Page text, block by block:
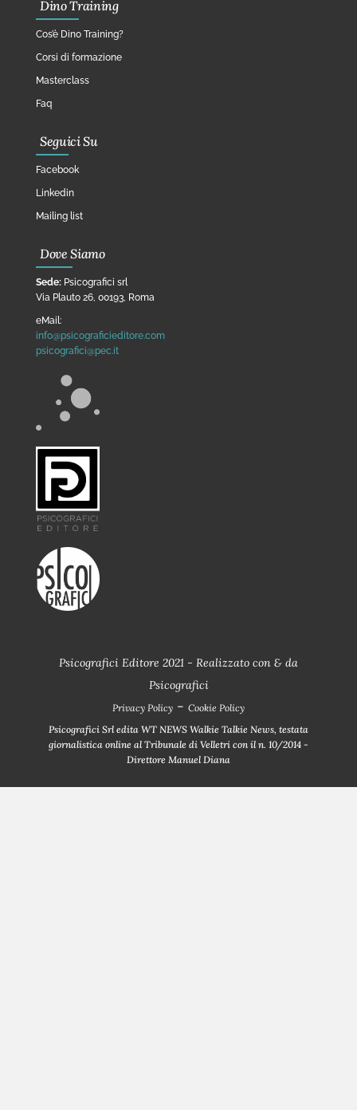
Dino Training
Cos’è Dino Training?
Corsi di formazione
Masterclass
Faq
Seguici Su
Facebook
Linkedin
Mailing list
Dove Siamo
Sede: Psicografici srl
Via Plauto 26, 00193, Roma
eMail:
info@psicograficieditore.com
psicografici@pec.it
Psicografici Editore 2021 - Realizzato con & da
Psicografici
Privacy Policy - Cookie Policy
Psicografici Srl edita WT NEWS Walkie Talkie News, testata
giornalistica online al Tribunale di Velletri con il n. 10/2014 -
Direttore Manuel Diana